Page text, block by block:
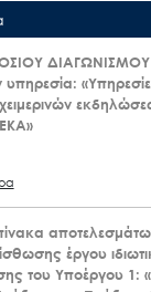
ΔΙΑΓΩΝΙΣΜΟΥ
υπηρεσία:
έργου
του Υποέργου 1: